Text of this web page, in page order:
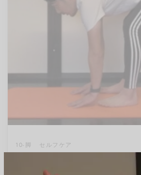
10-脚 セルフケア
筋、半腱様筋、大腿二頭筋を伸ばす方法